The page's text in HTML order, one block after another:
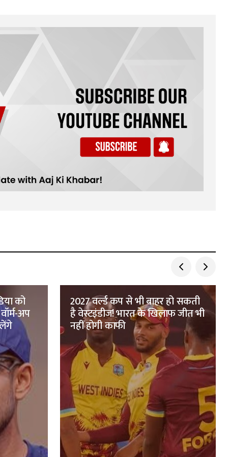
को
अप
2027 वर्ल्ड कप से भी बाहर हो सकती
है वेस्टइंडीज! भारत के खिलाफ जीत भी
नहीं होगी काफी